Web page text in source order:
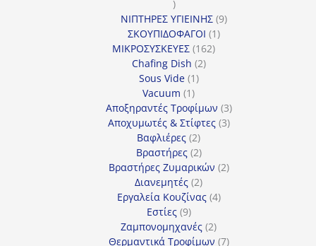
1
προϊόν
ΝΙΠΤΗΡΕΣ ΥΓΙΕΙΝΗΣ 99
ΣΚΟΥΠΙΔΟΦΑΓΟΙ 11
ΜΙΚΡΟΣΥΣΚΕΥΕΣ 162162
Chafing Dish 22
Sous Vide 11
Vacuum 11
προϊόν
Αποξηραντές Τροφίμων 33
προϊόντα
Αποχυμωτές & Στίφτες 33
Βαφλιέρες 22
προϊόντα
Βραστήρες 22
προϊόντα
Βραστήρες Ζυμαρικών 22
Διανεμητές 22
προϊόντα
Εργαλεία Κουζίνας 44
Εστίες 99
προϊόντα
Ζαμπονομηχανές 22
προϊόντα
Θερμαντικά Τροφίμων 77